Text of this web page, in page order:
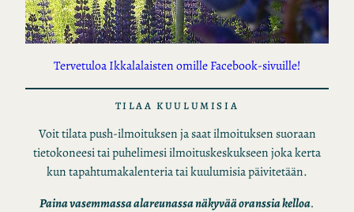
Tervetuloa Ikkalalaisten omille Facebook-sivuille!
TILAA KUULUMISIA
Voit tilata push-ilmoituksen ja saat ilmoituksen suoraan
tietokoneesi tai puhelimesi ilmoituskeskukseen joka kerta
kun tapahtumakalenteria tai kuulumisia päivitetään.
Paina vasemmassa alareunassa näkyvää oranssia kelloa.